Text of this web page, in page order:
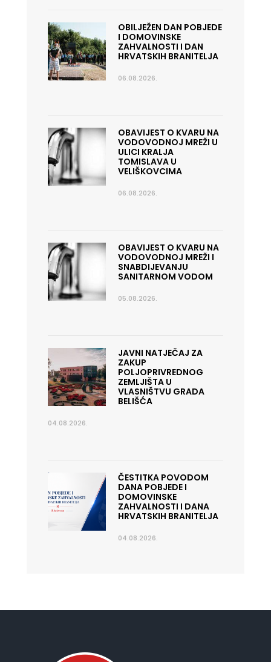
OBILJEŽEN DAN POBJEDE
I DOMOVINSKE
ZAHVALNOSTI I DAN
HRVATSKIH BRANITELJA
06.08.2026.
OBAVIJEST O KVARU NA
VODOVODNOJ MREŽI U
ULICI KRALJA
TOMISLAVA U
VELIŠKOVCIMA
06.08.2026.
OBAVIJEST O KVARU NA
VODOVODNOJ MREŽI I
SNABDIJEVANJU
SANITARNOM VODOM
05.08.2026.
JAVNI NATJEČAJ ZA
ZAKUP
POLJOPRIVREDNOG
ZEMLJIŠTA U
VLASNIŠTVU GRADA
BELIŠĆA
04.08.2026.
ČESTITKA POVODOM
DANA POBJEDE I
DOMOVINSKE
ZAHVALNOSTI I DANA
HRVATSKIH BRANITELJA
04.08.2026.